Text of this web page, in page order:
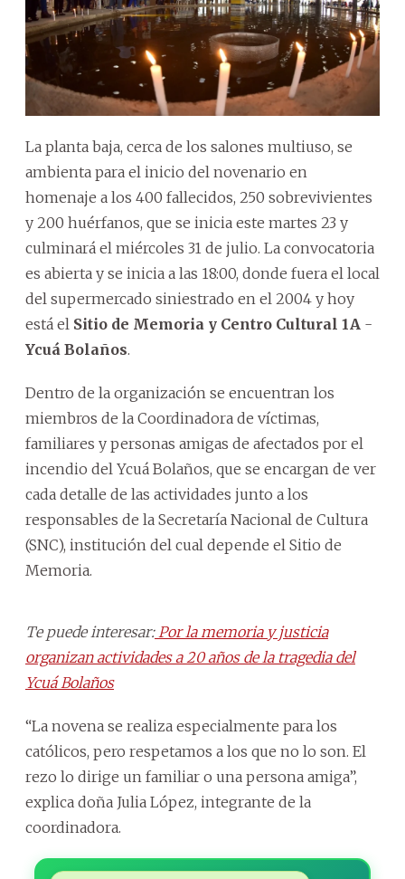
La planta baja, cerca de los salones multiuso, se
ambienta para el inicio del novenario en
homenaje a los 400 fallecidos, 250 sobrevivientes
y 200 huérfanos, que se inicia este martes 23 y
culminará el miércoles 31 de julio. La convocatoria
es abierta y se inicia a las 18:00, donde fuera el local
del supermercado siniestrado en el 2004 y hoy
está el Sitio de Memoria y Centro Cultural 1A -
Ycuá Bolaños.
Dentro de la organización se encuentran los
miembros de la Coordinadora de víctimas,
familiares y personas amigas de afectados por el
incendio del Ycuá Bolaños, que se encargan de ver
cada detalle de las actividades junto a los
responsables de la Secretaría Nacional de Cultura
(SNC), institución del cual depende el Sitio de
Memoria.
Te puede interesar:Por la memoria y justicia
organizan actividades a 20 años de la tragedia del
Ycuá Bolaños
“La novena se realiza especialmente para los
católicos, pero respetamos a los que no lo son. El
rezo lo dirige un familiar o una persona amiga”,
explica doña Julia López, integrante de la
coordinadora.